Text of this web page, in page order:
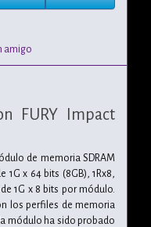
amigo
FURY Impact
de memoria SDRAM
1G x 64 bits (8GB), 1Rx8,
1G x 8 bits por módulo.
los perfiles de memoria
módulo ha sido probado